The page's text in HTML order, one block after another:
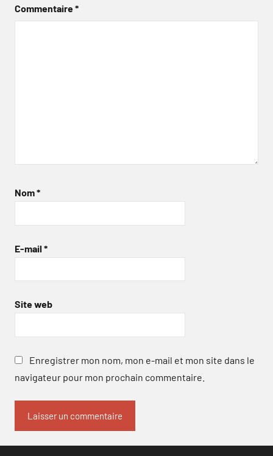
Commentaire*
Nom*
E-mail *
Site web
Enregistrer mon nom, mon e-mail et mon site dans le
navigateur pour mon prochain commentaire.